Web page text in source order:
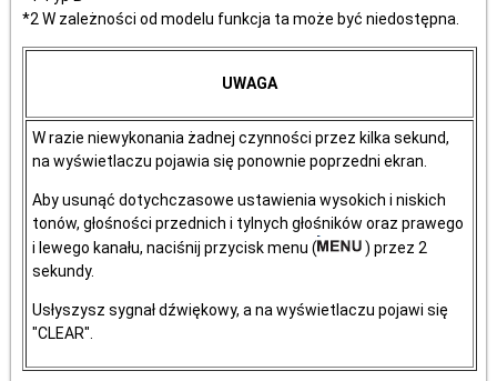
*2 W zależności od modelu funkcja ta może być niedostępna.
UWAGA
W razie niewykonania żadnej czynności przez kilka sekund,
na wyświetlaczu pojawia się ponownie poprzedni ekran.
Aby usunąć dotychczasowe ustawienia wysokich i niskich
tonów, głośności przednich i tylnych głośników oraz prawego
i lewego kanału, naciśnij przycisk menu (
) przez 2
sekundy.
Usłyszysz sygnał dźwiękowy, a na wyświetlaczu pojawi się
"CLEAR".